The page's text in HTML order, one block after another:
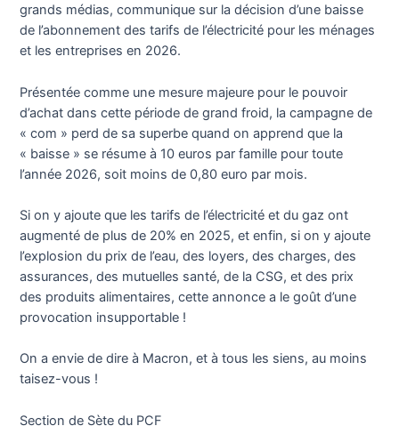
grands médias, communique sur la décision d’une baisse
de l’abonnement des tarifs de l’électricité pour les ménages
et les entreprises en 2026.
Présentée comme une mesure majeure pour le pouvoir
d’achat dans cette période de grand froid, la campagne de
« com » perd de sa superbe quand on apprend que la
« baisse » se résume à 10 euros par famille pour toute
l’année 2026, soit moins de 0,80 euro par mois.
Si on y ajoute que les tarifs de l’électricité et du gaz ont
augmenté de plus de 20% en 2025, et enfin, si on y ajoute
l’explosion du prix de l’eau, des loyers, des charges, des
assurances, des mutuelles santé, de la CSG, et des prix
des produits alimentaires, cette annonce a le goût d’une
provocation insupportable !
On a envie de dire à Macron, et à tous les siens, au moins
taisez-vous !
Section de Sète du PCF